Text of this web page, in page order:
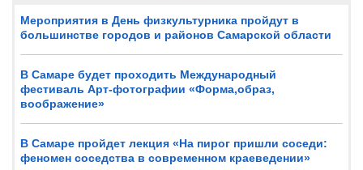
Мероприятия в День физкультурника пройдут в
большинстве городов и районов Самарской области
В Самаре будет проходить Международный
фестиваль Арт-фотографии «Форма,образ,
воображение»
В Самаре пройдет лекция «На пирог пришли соседи:
феномен соседства в современном краеведении»